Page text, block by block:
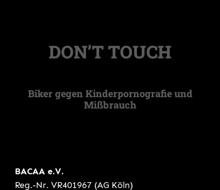
DON’T TOUCH
Biker gegen Kinderpornografie und
Mißbrauch
BACAA e.V.
Reg.-Nr. VR401967 (AG Köln)